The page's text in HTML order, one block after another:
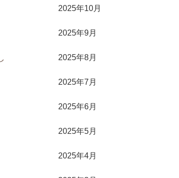
2025年10月
2025年9月
2025年8月
2025年7月
2025年6月
2025年5月
2025年4月